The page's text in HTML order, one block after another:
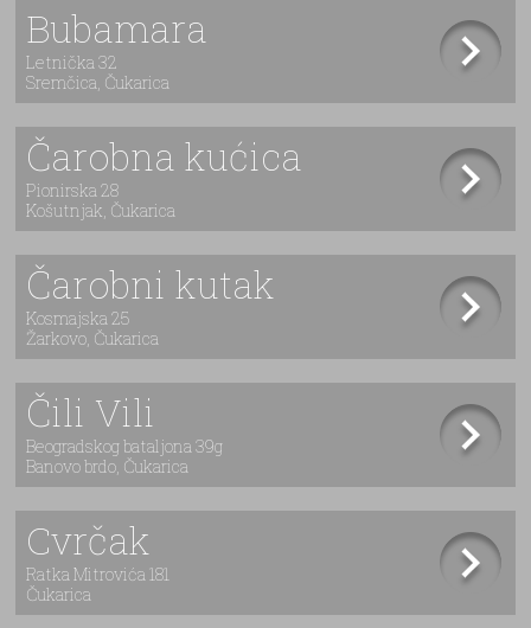
Bubamara
Letnička 32
Sremčica, Čukarica
Čarobna kućica
Pionirska 28
Košutnjak, Čukarica
Čarobni kutak
Kosmajska 25
Žarkovo, Čukarica
Čili Vili
Beogradskog bataljona 39g
Banovo brdo, Čukarica
Cvrčak
Ratka Mitrovića 181
Čukarica